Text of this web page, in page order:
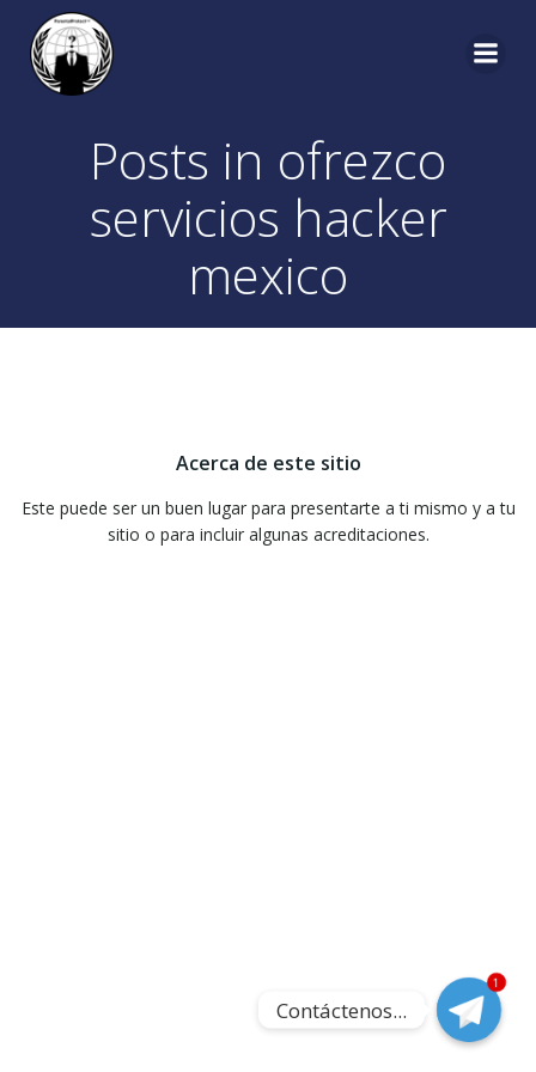
Posts in ofrezco
servicios hacker
mexico
Acerca de este sitio
Este puede ser un buen lugar para presentarte a ti mismo y a tu
sitio o para incluir algunas acreditaciones.
1
Contáctenos...